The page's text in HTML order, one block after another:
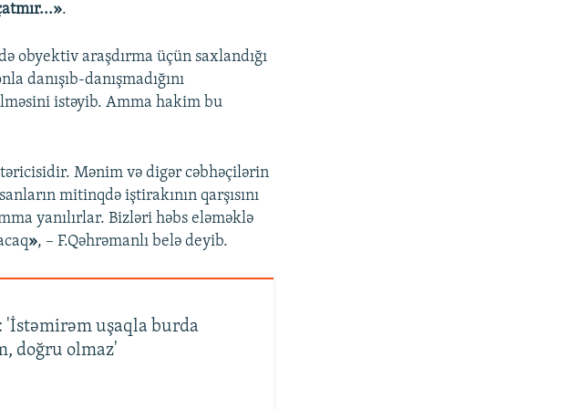
.
obyektiv araşdırma üçün saxlandığı
danışıb-danışmadığını
istəyib. Amma hakim bu
Mənim və digər cəbhəçilərin
mitinqdə iştirakının qarşısını
yanılırlar. Bizləri həbs eləməklə
», – F.Qəhrəmanlı belə deyib.
'İstəmirəm uşaqla burda
doğru olmaz'